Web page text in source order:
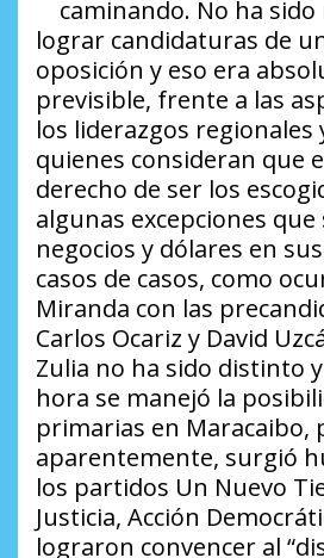
caminando. No ha sido
lograr candidaturas de
oposición y eso era
previsible, frente a las
los liderazgos regionales
quienes consideran que
derecho de ser los
algunas excepciones que
negocios y dólares en
casos de casos, como
Miranda con las
Carlos Ocariz y David
Zulia no ha sido distinto
hora se manejó la
primarias en Maracaibo,
aparentemente, surgió
los partidos Un Nuevo
Justicia, Acción
lograron convencer al